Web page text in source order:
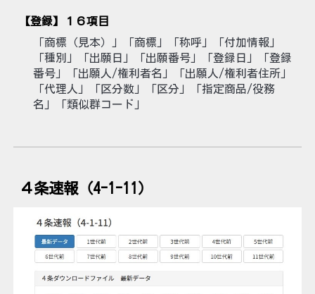
【登録】 １６項目
「商標（見本）」「商標」「称呼」「付加情報」
「種別」「出願日」「出願番号」「登録日」「登録
番号」「出願人/権利者名」「出願人/権利者住所」
「代理人」「区分数」「区分」「指定商品/役務
名」「類似群コード」
４条速報（4-1-11）